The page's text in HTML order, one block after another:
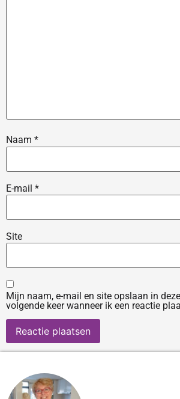
Naam *
E-mail *
Site
Mijn naam, e-mail en site opslaan in
volgende keer wanneer ik een reactie